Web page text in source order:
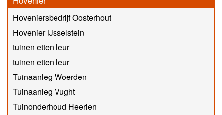
Hoveniersbedrijf Oosterhout
Hovenier IJsselstein
tuinen etten leur
tuinen etten leur
Tuinaanleg Woerden
Tuinaanleg Vught
Tuinonderhoud Heerlen